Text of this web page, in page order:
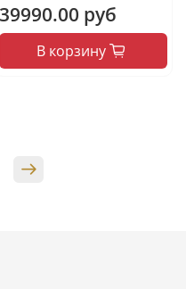
39990.00 руб
В корзину